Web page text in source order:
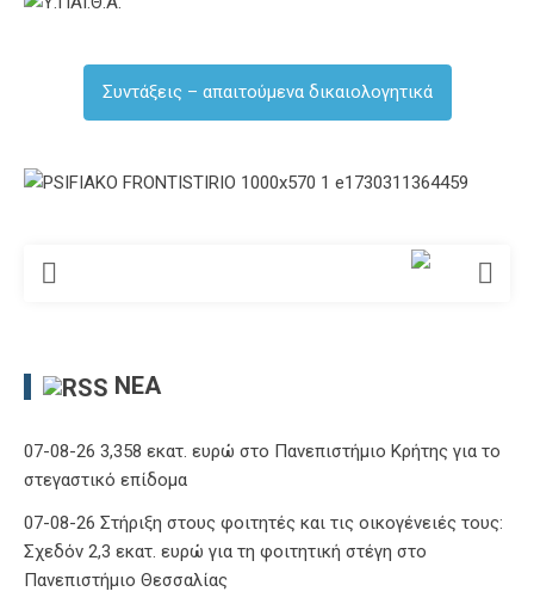
Συντάξεις – απαιτούμενα δικαιολογητικά
ΝΈΑ
07-08-26 3,358 εκατ. ευρώ στο Πανεπιστήμιο Κρήτης για το
στεγαστικό επίδομα
07-08-26 Στήριξη στους φοιτητές και τις οικογένειές τους:
Σχεδόν 2,3 εκατ. ευρώ για τη φοιτητική στέγη στο
Πανεπιστήμιο Θεσσαλίας